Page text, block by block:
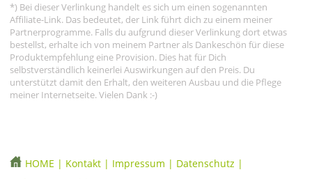
*) Bei dieser Verlinkung handelt es sich um einen sogenannten
Affiliate-Link. Das bedeutet, der Link führt dich zu einem meiner
Partnerprogramme. Falls du aufgrund dieser Verlinkung dort etwas
bestellst, erhalte ich von meinem Partner als Dankeschön für diese
Produktempfehlung eine Provision. Dies hat für Dich
selbstverständlich keinerlei Auswirkungen auf den Preis. Du
unterstützt damit den Erhalt, den weiteren Ausbau und die Pflege
meiner Internetseite. Vielen Dank :-)
HOME | Kontakt | Impressum | Datenschutz |